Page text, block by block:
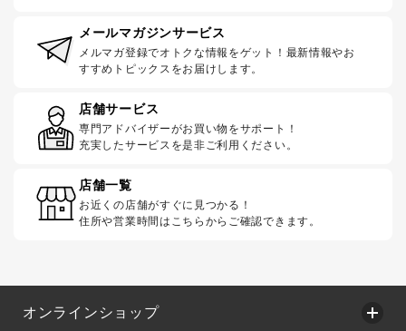
メールマガジンサービス
メルマガ登録でオトクな情報をゲット！最新情報やお
すすめトピックスをお届けします。
店舗サービス
専門アドバイザーがお買い物をサポート！
充実したサービスを是非ご利用ください。
店舗一覧
お近くの店舗がすぐに見つかる！
住所や営業時間はこちらからご確認できます。
オンラインショップ